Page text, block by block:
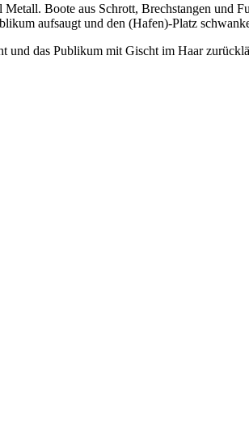
Boote aus Schrott, Brechstangen und
aufsaugt und den (Hafen)-Platz
und das Publikum mit Gischt im Haar